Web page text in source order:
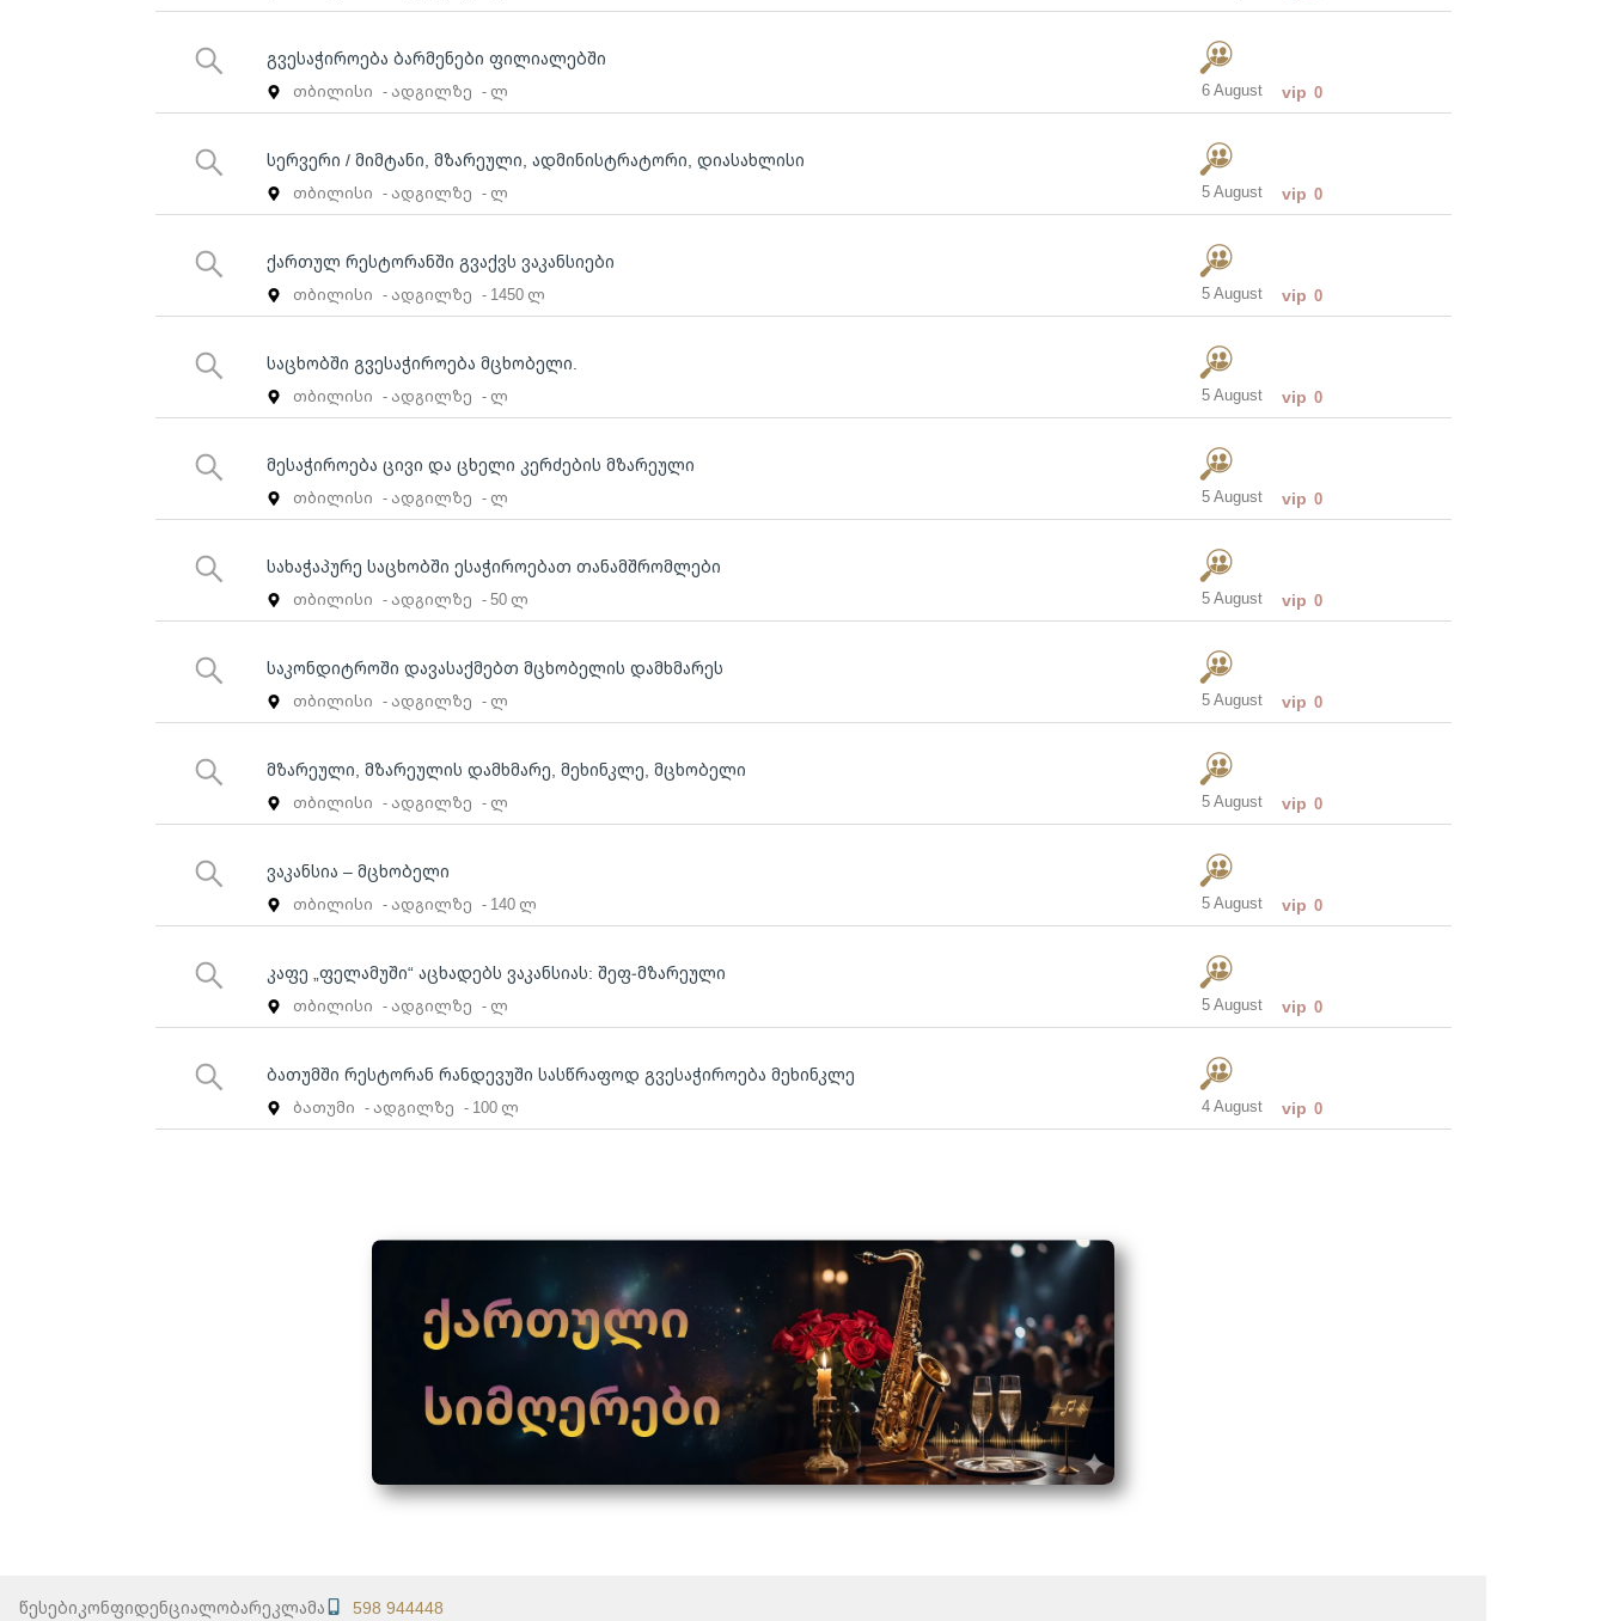
გვესაჭიროება ბარმენები ფილიალებში
თბილისი - ადგილზე - ლ 6 August vip 0
სერვერი / მიმტანი, მზარეული, ადმინისტრატორი, დიასახლისი
თბილისი - ადგილზე - ლ 5 August vip 0
ქართულ რესტორანში გვაქვს ვაკანსიები
თბილისი - ადგილზე - 1450 ლ 5 August vip 0
საცხობში გვესაჭიროება მცხობელი.
თბილისი - ადგილზე - ლ 5 August vip 0
მესაჭიროება ცივი და ცხელი კერძების მზარეული
თბილისი - ადგილზე - ლ 5 August vip 0
სახაჭაპურე საცხობში ესაჭიროებათ თანამშრომლები
თბილისი - ადგილზე - 50 ლ 5 August vip 0
საკონდიტროში დავასაქმებთ მცხობელის დამხმარეს
თბილისი - ადგილზე - ლ 5 August vip 0
მზარეული, მზარეულის დამხმარე, მეხინკლე, მცხობელი
თბილისი - ადგილზე - ლ 5 August vip 0
ვაკანსია – მცხობელი
თბილისი - ადგილზე - 140 ლ 5 August vip 0
კაფე „ფელამუში“ აცხადებს ვაკანსიას: შეფ-მზარეული
თბილისი - ადგილზე - ლ 5 August vip 0
ბათუმში რესტორან რანდევუში სასწრაფოდ გვესაჭიროება მეხინკლე
ბათუმი - ადგილზე - 100 ლ 4 August vip 0
წესები კონფიდენციალობარეკლამა 598 944448